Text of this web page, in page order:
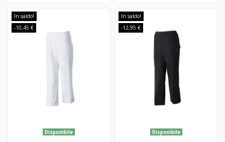
In saldo!
-10,45 €
Disponibile
In saldo!
-12,95 €
Disponibile